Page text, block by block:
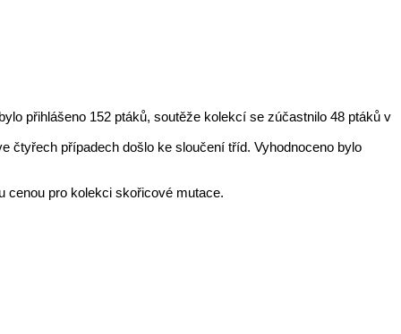
přihlášeno 152 ptáků, soutěže kolekcí se zúčastnilo 48 ptáků v
čtyřech případech došlo ke sloučení tříd. Vyhodnoceno bylo
cenou pro kolekci skořicové mutace.